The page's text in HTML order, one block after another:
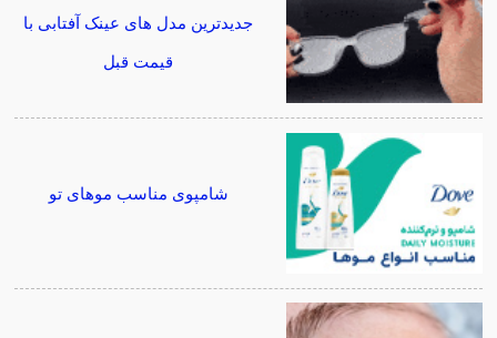
جدیدترین مدل های عینک آفتابی با
قیمت قبل
شامپوی مناسب موهای تو